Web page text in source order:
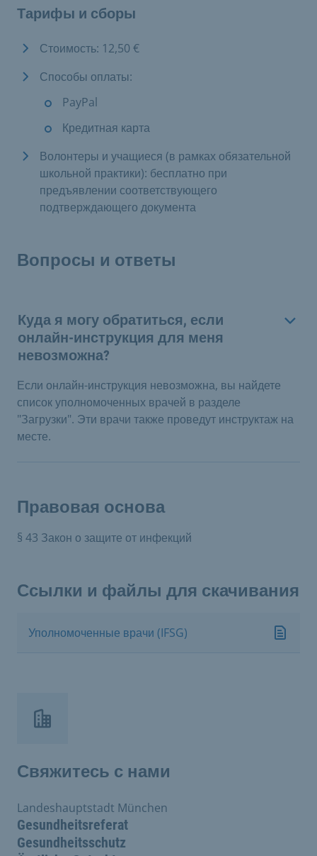
Тарифы и сборы
Стоимость: 12,50 €
Способы оплаты:
PayPal
Кредитная карта
Волонтеры и учащиеся (в рамках обязательной
школьной практики): бесплатно при
предъявлении соответствующего
подтверждающего документа
Вопросы и ответы
Куда я могу обратиться, если
онлайн-инструкция для меня
невозможна?
Если онлайн-инструкция невозможна, вы найдете
список уполномоченных врачей в разделе
"Загрузки". Эти врачи также проведут инструктаж на
месте.
Правовая основа
§ 43 Закон о защите от инфекций
Ссылки и файлы для скачивания
Уполномоченные врачи (IFSG)
Свяжитесь с нами
Gesundheitsreferat
Gesundheitsschutz
Landeshauptstadt München